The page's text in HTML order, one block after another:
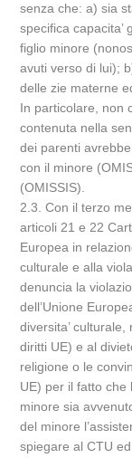
senza che: a) sia
specifica
figlio minore
avuti verso di lui);
delle zie materne
In particolare, non
contenuta nella
dei parenti
con il minore
(OMISSIS).
2.3. Con il terzo
articoli 21 e 22
Europea in
culturale e alla
denuncia la
dell’Unione
diversita’
diritti UE) e al
religione o le
UE) per il fatto che
minore sia
del minore
spiegare al CTU